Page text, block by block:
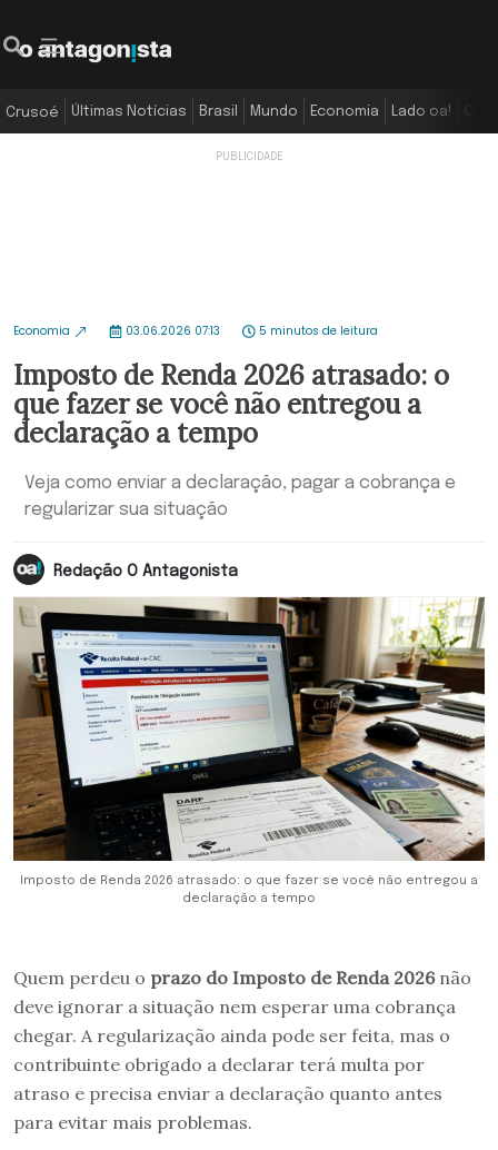
Crusoé Últimas Notícias Brasil Mundo Economia Lado oa!
Economia 03.06.2026 07:13 5 minutos de leitura
Imposto de Renda 2026 atrasado: o
que fazer se você não entregou a
declaração a tempo
Veja como enviar a declaração, pagar a cobrança e
regularizar sua situação
Redação O Antagonista
Imposto de Renda 2026 atrasado: o que fazer se você não entregou a
declaração a tempo
Quem perdeu o prazo do Imposto de Renda 2026não
deve ignorar a situação nem esperar uma cobrança
chegar. A regularização ainda pode ser feita, mas o
contribuinte obrigado a declarar terá multa por
atraso e precisa enviar a declaração quanto antes
para evitar mais problemas.